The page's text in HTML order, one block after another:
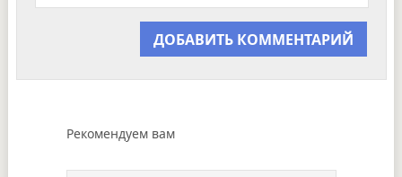
Рекомендуем вам